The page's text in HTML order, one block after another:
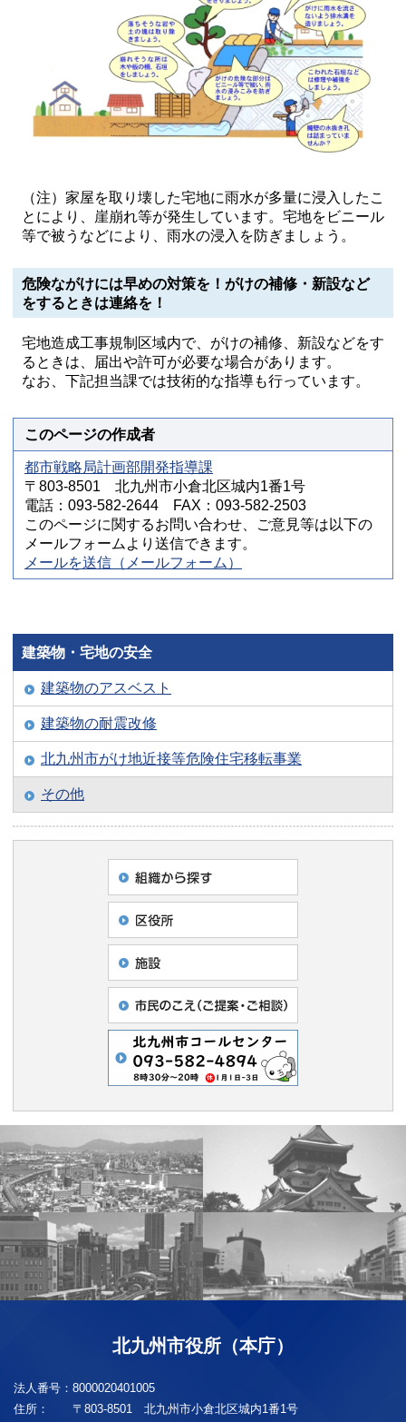
（注）家屋を取り壊した宅地に雨水が多量に浸入したこ
とにより、崖崩れ等が発生しています。宅地をビニール
等で被うなどにより、雨水の浸入を防ぎましょう。
危険ながけには早めの対策を！がけの補修・新設など
をするときは連絡を！
宅地造成工事規制区域内で、がけの補修、新設などをす
るときは、届出や許可が必要な場合があります。
なお、下記担当課では技術的な指導も行っています。
このページの作成者
都市戦略局計画部開発指導課
〒803-8501 北九州市小倉北区城内1番1号
電話：093-582-2644 FAX：093-582-2503
このページに関するお問い合わせ、ご意見等は以下の
メールフォームより送信できます。
メールを送信（メールフォーム）
建築物・宅地の安全
建築物のアスベスト
建築物の耐震改修
北九州市がけ地近接等危険住宅移転事業
その他
北九州市役所（本庁）
法人番号： 8000020401005
住所：
〒803-8501 北九州市小倉北区城内1番1号